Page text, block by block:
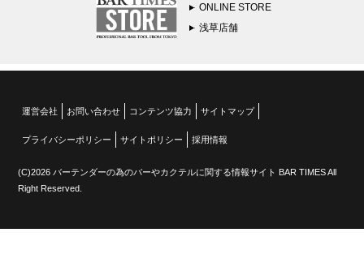
ONLINE STORE
浅草店舗
運営会社 お問い合わせ コンテンツ協力 サイトマップ
プライバシーポリシー サイトポリシー 採用情報
(C)2026 バーテンダーの為のバーやカクテルに関する情報サイト BAR TIMES All
Right Reserved.